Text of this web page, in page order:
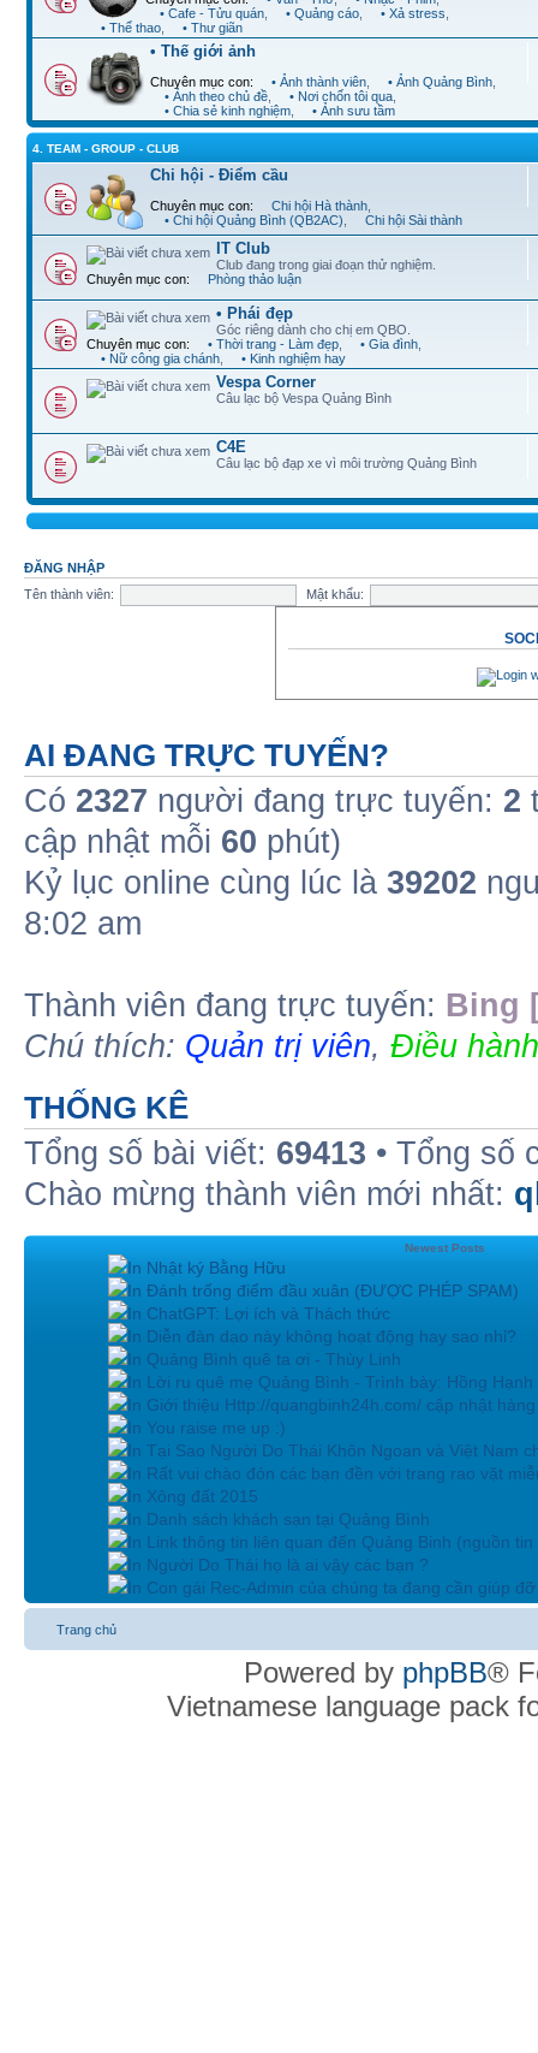
• Cafe - Tửu quán
• Quảng cáo • Xả stress
• Thể thao
• Thư giãn
• Thế giới ảnh
Chuyên mục con: • Ảnh thành viên • Ảnh Quảng Bình
• Ảnh theo chủ đề
• Nơi chốn tôi qua
• Chia sẻ kinh nghiệm
• Ảnh sưu tầm
4. TEAM - GROUP - CLUB
Chi hội - Điểm cầu
Chuyên mục con: Chi hội Hà thành
• Chi hội Quảng Bình (QB2AC)
Chi hội Sài thành
IT Club
Club đang trong giai đoạn thử nghiệm.
Chuyên mục con:
Phòng thảo luận
• Phái đẹp
Góc riêng dành cho chị em QBO.
Chuyên mục con:
• Thời trang - Làm đẹp • Gia đình
• Nữ công gia chánh
• Kinh nghiệm hay
Vespa Corner
Câu lạc bộ Vespa Quảng Bình
C4E
Câu lạc bộ đạp xe vì môi trường Quảng Bình
ĐĂNG NHẬP
Tên thành viên:
Mật khẩu:
AI ĐANG TRỰC TUYẾN?
Có 2327 người đang trực tuyến: 2
cập nhật mỗi 60 phút)
Kỷ lục online cùng lúc là 39202
8:02 am
Thành viên đang trực tuyến: Bing
Chú thích: Quản trị viên, Điều
THỐNG KÊ
Tổng số bài viết: 69413 • Tổng số
Chào mừng thành viên mới nhất:
Newest Posts
In Nhật ký Bằng Hữu
In Đánh trống điểm đầu xuân (ĐƯỢC PHÉP SPAM)
In ChatGPT: Lợi ích và Thách thức
In Diễn đàn dạo này không hoạt động hay sao nhỉ?
In Quảng Bình quê ta ơi - Thùy Linh
In Lời ru quê mẹ Quảng Bình - Trình bày: Hồng Hạnh
In Giới thiệu Http://quangbinh24h.com/ cập nhật
In You raise me up :)
In Tại Sao Người Do Thái Khôn Ngoan và Việt Nam
In Rất vui chào đón các bạn đền với trang rao vặt
In Xông đất 2015
In Danh sách khách sạn tại Quảng Bình
In Link thông tin liên quan đến Quảng Binh (nguồn tin
In Người Do Thái họ là ai vậy các bạn ?
In Con gái Rec-Admin của chúng ta đang cần giúp
Trang chủ
Powered by phpBB®
Vietnamese language pack